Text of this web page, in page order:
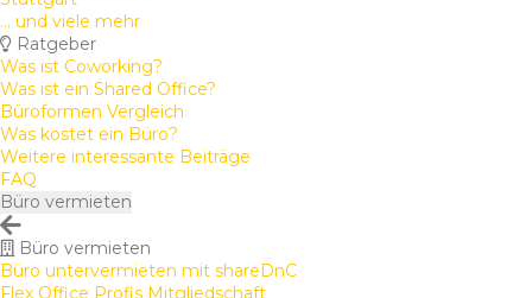
... und viele mehr
Ratgeber
Was ist Coworking?
Was ist ein Shared Office?
Büroformen Vergleich
Was kostet ein Büro?
Weitere interessante Beiträge
FAQ
Büro vermieten
Büro vermieten
Büro untervermieten mit shareDnC
Flex Office Profis Mitgliedschaft